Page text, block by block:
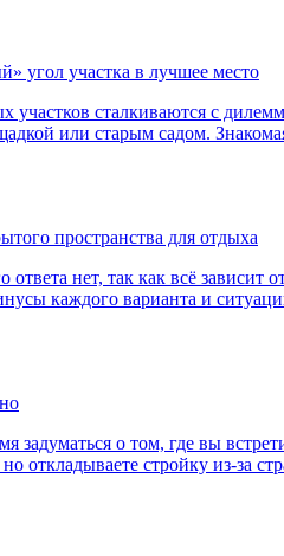
угол участка в лучшее место
сталкиваются с
или старым садом.
пространства для отдыха
нет, так как всё
каждого варианта и
задуматься о том, где вы
откладываете стройку из-